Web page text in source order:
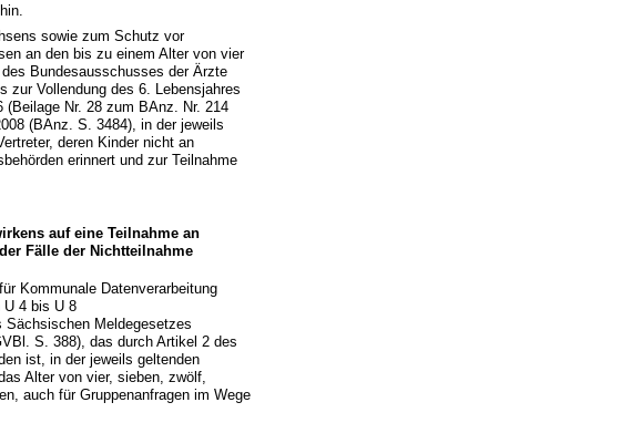
sowie zum Schutz vor
an den bis zu einem Alter von vier
Bundesausschusses der Ärzte
zur Vollendung des 6. Lebensjahres
Nr. 28 zum BAnz. Nr. 214
(BAnz. S. 3484), in der jeweils
deren Kinder nicht an
erinnert und zur Teilnahme
auf eine Teilnahme an
Fälle der Nichtteilnahme
Kommunale Datenverarbeitung
U 4 bis U 8
Sächsischen Meldegesetzes
S. 388), das durch Artikel 2 des
ist, in der jeweils geltenden
Alter von vier, sieben, zwölf,
auch für Gruppenanfragen im Wege